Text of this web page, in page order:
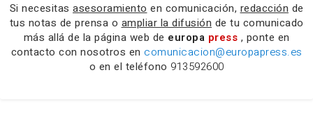
Si necesitas asesoramiento en comunicación, redacción de
tus notas de prensa o ampliar la difusión de tu comunicado
más allá de la página web de europa press , ponte en
contacto con nosotros en comunicacion@europapress.es
o en el teléfono 913592600